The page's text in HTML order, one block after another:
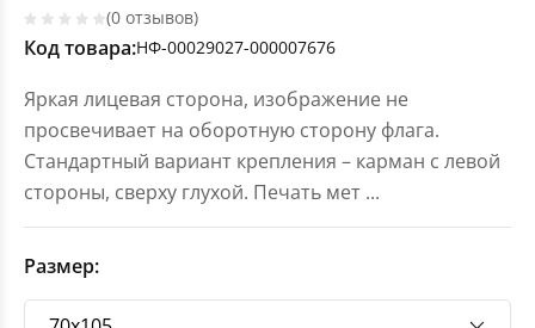
(0 отзывов)
Код товара:НФ-00029027-000007676
Яркая лицевая сторона, изображение не
просвечивает на оборотную сторону флага.
Стандартный вариант крепления – карман с левой
стороны, сверху глухой. Печать мет ...
Размер: